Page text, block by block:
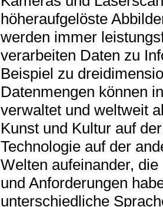
höheraufgelöste
werden immer
verarbeiten Daten zu
Beispiel zu
Datenmengen können
verwaltet und weltweit
Kunst und Kultur auf
Technologie auf der
Welten aufeinander,
und Anforderungen
unterschiedliche